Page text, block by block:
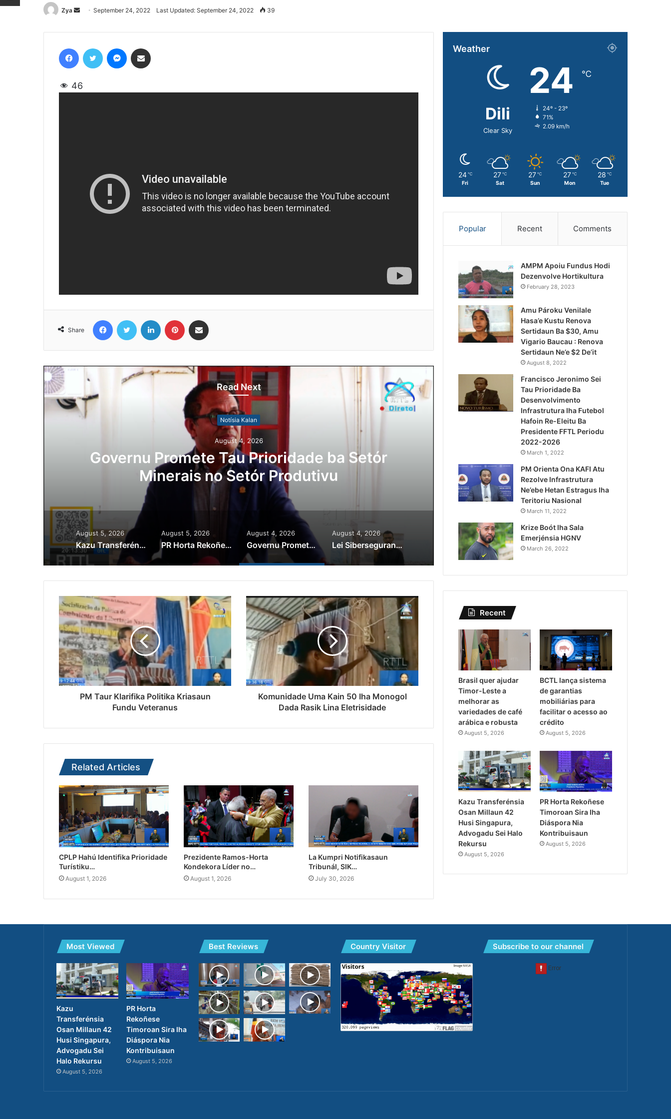
Zya
Send
email
September 24, 2022 Last Updated: September 24, 2022 39
46
Share
Read Next
Notísia Kalan
August 4, 2026
Governu Promete Tau Prioridade ba Setór
Minerais no Setór Produtivu
Lei Siberseguransa Ajuda
Kaptura Autór Kriminozu
Estranjeiru
August 5, 2026
Kazu Transferénsia Osan Millaun 42 Husi Singapura, Advogadu Sei Halo Rekursu
August 5, 2026
PR Horta Rekoñese Timoroan Sira Iha Diáspora Nia Kontribuisaun
August 4, 2026
Governu Promete Tau Prioridade ba Setór Minerais no Setór Produtivu
August 4, 2026
Lei Siberseguransa Ajuda Autoridade Polisiál Kaptura Autór Kriminozu ho Paradeiru Iha Estranjeiru
PM Taur Klarifika Politika Kriasaun
Fundu Veteranus
Komunidade Uma Kain 50 Iha Monogol
Dada Rasik Lina Eletrisidade
Related Articles
CPLP Hahú Identifika Prioridade
Turístiku…
August 1, 2026
Prezidente Ramos-Horta
Kondekora Líder no…
August 1, 2026
La Kumpri Notifikasaun
Tribunál, SIK…
July 30, 2026
Weather
Dili
Clear Sky
24 ℃
24º - 23º
71%
2.09 km/h
24 ℃
Fri
27 ℃
Sat
27 ℃
Sun
27 ℃
Mon
28 ℃
Tue
Popular Recent Comments
AMPM Apoiu Fundus Hodi
Dezenvolve Hortikultura
February 28, 2023
Amu Pároku Venilale
Hasa’e Kustu Renova
Sertidaun Ba $30, Amu
Vigario Baucau : Renova
Sertidaun Ne’e $2 De’it
August 8, 2022
Francisco Jeronimo Sei
Tau Prioridade Ba
Desenvolvimento
Infrastrutura Iha Futebol
Hafoin Re-Eleitu Ba
Presidente FFTL Periodu
2022-2026
March 1, 2022
PM Orienta Ona KAFI Atu
Rezolve Infrastrutura
Ne’ebe Hetan Estragus Iha
Teritoriu Nasional
March 11, 2022
Krize Boót Iha Sala
Emerjénsia HGNV
March 26, 2022
Recent
Brasil quer ajudar
Timor-Leste a
melhorar as
variedades de café
arábica e robusta
August 5, 2026
BCTL lança sistema
de garantias
mobiliárias para
facilitar o acesso ao
crédito
August 5, 2026
Kazu Transferénsia
Osan Millaun 42
Husi Singapura,
Advogadu Sei Halo
Rekursu
August 5, 2026
PR Horta Rekoñese
Timoroan Sira Iha
Diáspora Nia
Kontribuisaun
August 5, 2026
Most Viewed
Kazu
Transferénsia
Osan Millaun 42
Husi Singapura,
Advogadu Sei
Halo Rekursu
August 5, 2026
PR Horta
Rekoñese
Timoroan Sira Iha
Diáspora Nia
Kontribuisaun
August 5, 2026
Best Reviews Country Visitor Subscribe to our channel